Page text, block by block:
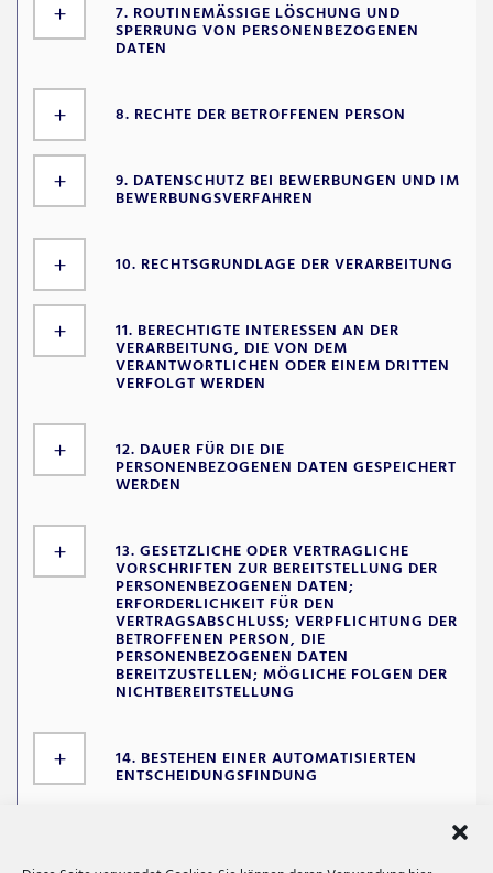
7. ROUTINEMÄSSIGE LÖSCHUNG UND S
PERRUNG VON PERSONENBEZOGENEN D
ATEN
8. RECHTE DER BETROFFENEN PERSON
9. DATENSCHUTZ BEI BEWERBUNGEN UND IM
BEWERBUNGSVERFAHREN
10. RECHTSGRUNDLAGE DER VERARBEITUNG
11. BERECHTIGTE INTERESSEN AN DER
VERARBEITUNG, DIE VON DEM
VERANTWORTLICHEN ODER EINEM DRITTEN
VERFOLGT WERDEN
12. DAUER FÜR DIE DIE
PERSONENBEZOGENEN DATEN GESPEICHERT
WERDEN
13. GESETZLICHE ODER VERTRAGLICHE
VORSCHRIFTEN ZUR BEREITSTELLUNG DER
PERSONENBEZOGENEN DATEN;
ERFORDERLICHKEIT FÜR DEN
VERTRAGSABSCHLUSS; VERPFLICHTUNG DER
BETROFFENEN PERSON, DIE
PERSONENBEZOGENEN DATEN
BEREITZUSTELLEN; MÖGLICHE FOLGEN DER
NICHTBEREITSTELLUNG
14. BESTEHEN EINER AUTOMATISIERTEN
ENTSCHEIDUNGSFINDUNG